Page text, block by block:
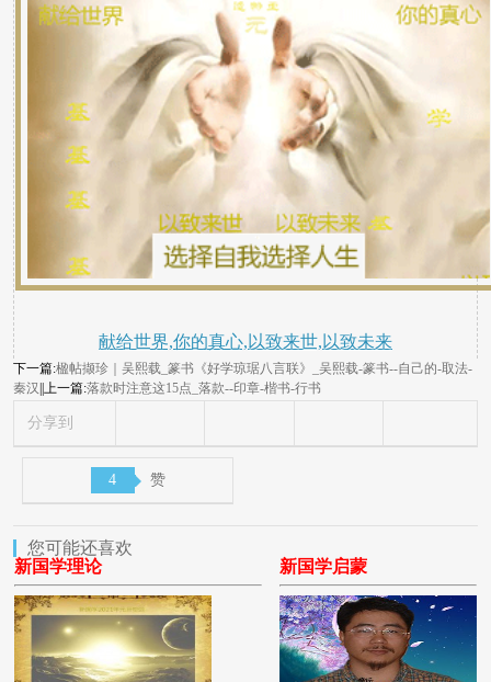
献给世界,你的真心,以致来世,以致未来
下一篇:楹帖撷珍｜吴熙载_篆书《好学琼琚八言联》_吴熙载-篆书--自己的-取法-
秦汉 ||上一篇:落款时注意这15点_落款--印章-楷书-行书
分享到
4 赞
您可能还喜欢
新国学理论
新国学启蒙